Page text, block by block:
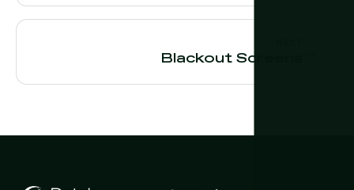
Blackout Screens